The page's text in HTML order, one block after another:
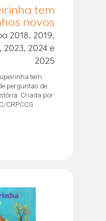
tem
novos
2018, 2019,
2023, 2024 e
2025
tem
perguntas de
Criada por
CRPCCG